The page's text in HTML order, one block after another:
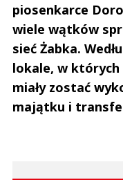
piosenkarce
wiele wątków
sieć Żabka.
lokale, w których
miały zostać
majątku i